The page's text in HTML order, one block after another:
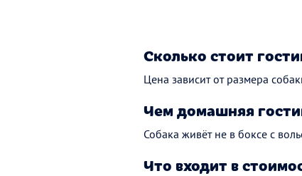
Сколько стоит
Цена зависит от размера
Чем домашняя
Собака живёт не в боксе с
Что входит в